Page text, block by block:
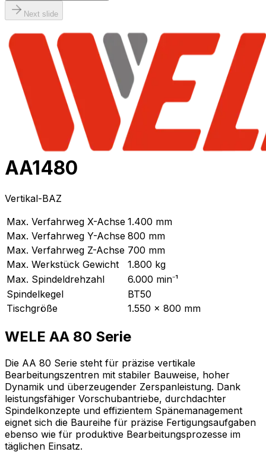
Next slide
AA1480
Vertikal-BAZ
Max. Verfahrweg X-Achse 1.400 mm
Max. Verfahrweg Y-Achse 800 mm
Max. Verfahrweg Z-Achse 700 mm
Max. Werkstück Gewicht
1.800 kg
Max. Spindeldrehzahl
6.000 min⁻¹
Spindelkegel
BT50
Tischgröße
1.550 x 800 mm
WELE AA 80 Serie
Die AA 80 Serie steht für präzise vertikale
Bearbeitungszentren mit stabiler Bauweise, hoher
Dynamik und überzeugender Zerspanleistung. Dank
leistungsfähiger Vorschubantriebe, durchdachter
Spindelkonzepte und effizientem Spänemanagement
eignet sich die Baureihe für präzise Fertigungsaufgaben
ebenso wie für produktive Bearbeitungsprozesse im
täglichen Einsatz.